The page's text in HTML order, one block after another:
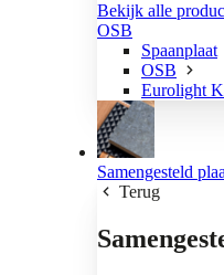
Bekijk alle
OSB
Spaanplaat
OSB
Eurolight
Samengesteld
Terug